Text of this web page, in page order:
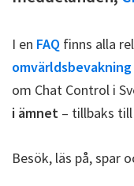
I en FAQ finns alla
omvärldsbevakning
om Chat Control i
i ämnet – tillbaks till
Besök, läs på, spar